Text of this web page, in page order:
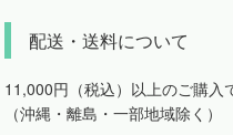
配送・送料について
11,000円（税込）以上のご購入
（沖縄・離島・一部地域除く）